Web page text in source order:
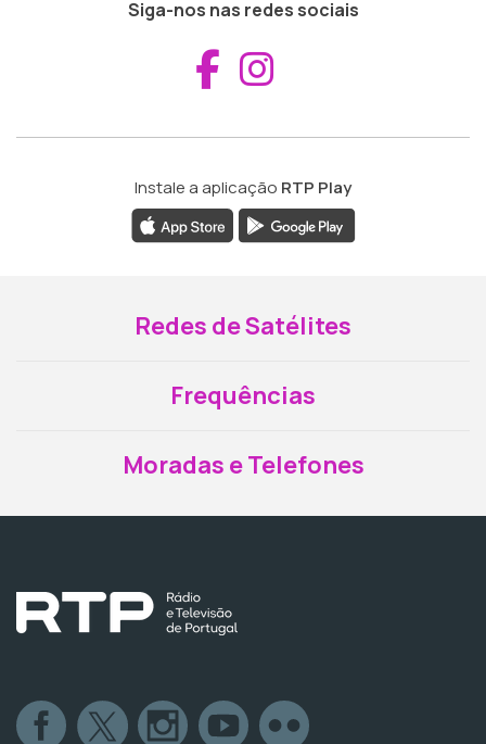
Siga-nos nas redes sociais
Aceder ao
Instale a aplicação RTP Play
Redes de Satélites
Frequências
Moradas e Telefones